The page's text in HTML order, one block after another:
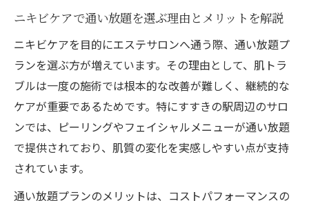
ニキビケアで通い放題を選ぶ理由とメリットを解説
ニキビケアを目的にエステサロンへ通う際、通い放題プ
ランを選ぶ方が増えています。その理由として、肌トラ
ブルは一度の施術では根本的な改善が難しく、継続的な
ケアが重要であるためです。特にすすきの駅周辺のサロ
ンでは、ピーリングやフェイシャルメニューが通い放題
で提供されており、肌質の変化を実感しやすい点が支持
されています。
通い放題プランのメリットは、コストパフォーマンスの